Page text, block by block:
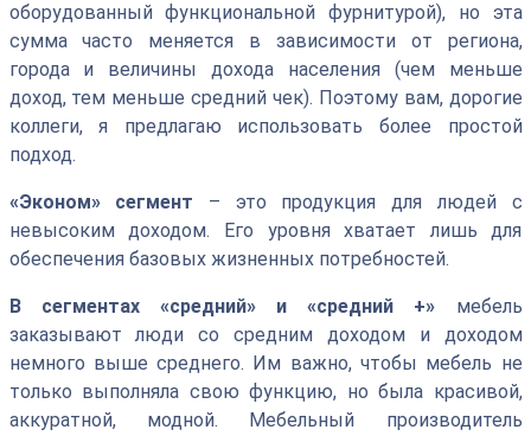
оборудованный функциональной фурнитурой), но эта
сумма часто меняется в зависимости от региона,
города и величины дохода населения (чем меньше
доход, тем меньше средний чек). Поэтому вам, дорогие
коллеги, я предлагаю использовать более простой
подход.
«Эконом» сегмент – это продукция для людей с
невысоким доходом. Его уровня хватает лишь для
обеспечения базовых жизненных потребностей.
В сегментах «средний» и «средний +» мебель
заказывают люди со средним доходом и доходом
немного выше среднего. Им важно, чтобы мебель не
только выполняла свою функцию, но была красивой,
аккуратной, модной. Мебельный производитель